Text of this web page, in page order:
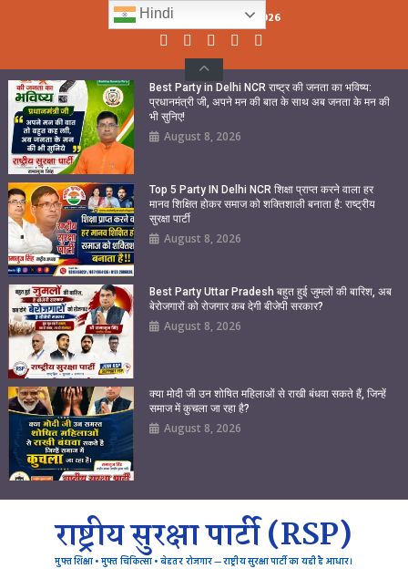
Saturday, August 08, 2026
Best Party in Delhi NCR राष्ट्र की जनता का भविष्य:
प्रधानमंत्री जी, अपने मन की बात के साथ अब जनता के मन की
भी सुनिए!
August 8, 2026
Top 5 Party IN Delhi NCR शिक्षा प्राप्त करने वाला हर
मानव शिक्षित होकर समाज को शक्तिशाली बनाता है: राष्ट्रीय
सुरक्षा पार्टी
August 8, 2026
Best Party Uttar Pradesh बहुत हुई जुमलों की बारिश, अब
बेरोजगारों को रोजगार कब देगी बीजेपी सरकार?
August 8, 2026
क्या मोदी जी उन शोषित महिलाओं से राखी बंधवा सकते हैं, जिन्हें
समाज में कुचला जा रहा है?
August 8, 2026
राष्ट्रीय सुरक्षा पार्टी (RSP)
मुफ्त शिक्षा • मुफ्त चिकित्सा • बेहतर रोजगार — राष्ट्रीय सुरक्षा पार्टी का यही है आधार।
Hindi